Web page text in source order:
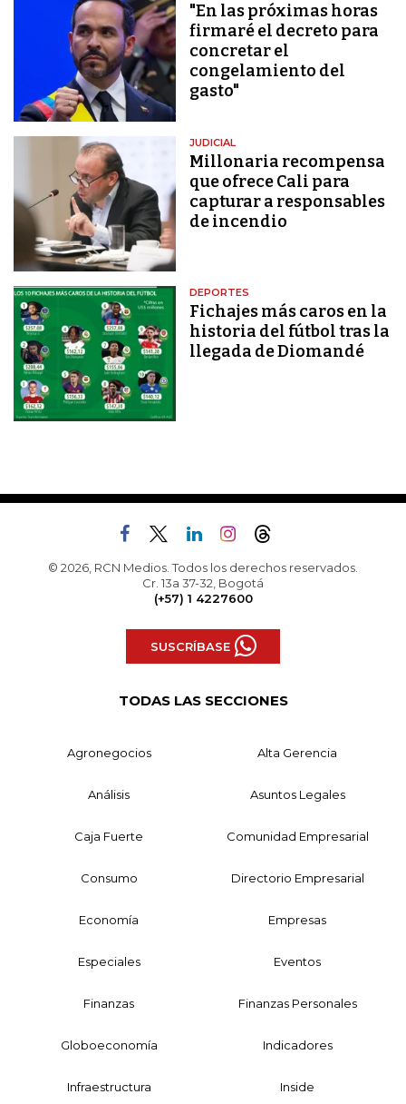
"En las próximas horas
firmaré el decreto para
concretar el
congelamiento del
gasto"
JUDICIAL
Millonaria recompensa
que ofrece Cali para
capturar a responsables
de incendio
DEPORTES
Fichajes más caros en la
historia del fútbol tras la
llegada de Diomandé
© 2026, RCN Medios. Todos los derechos reservados.
Cr. 13a 37-32, Bogotá
(+57) 1 4227600
SUSCRÍBASE
TODAS LAS SECCIONES
Agronegocios Alta Gerencia
Análisis Asuntos Legales
Caja Fuerte Comunidad Empresarial
Consumo Directorio Empresarial
Economía Empresas
Especiales Eventos
Finanzas Finanzas Personales
Globoeconomía Indicadores
Infraestructura Inside